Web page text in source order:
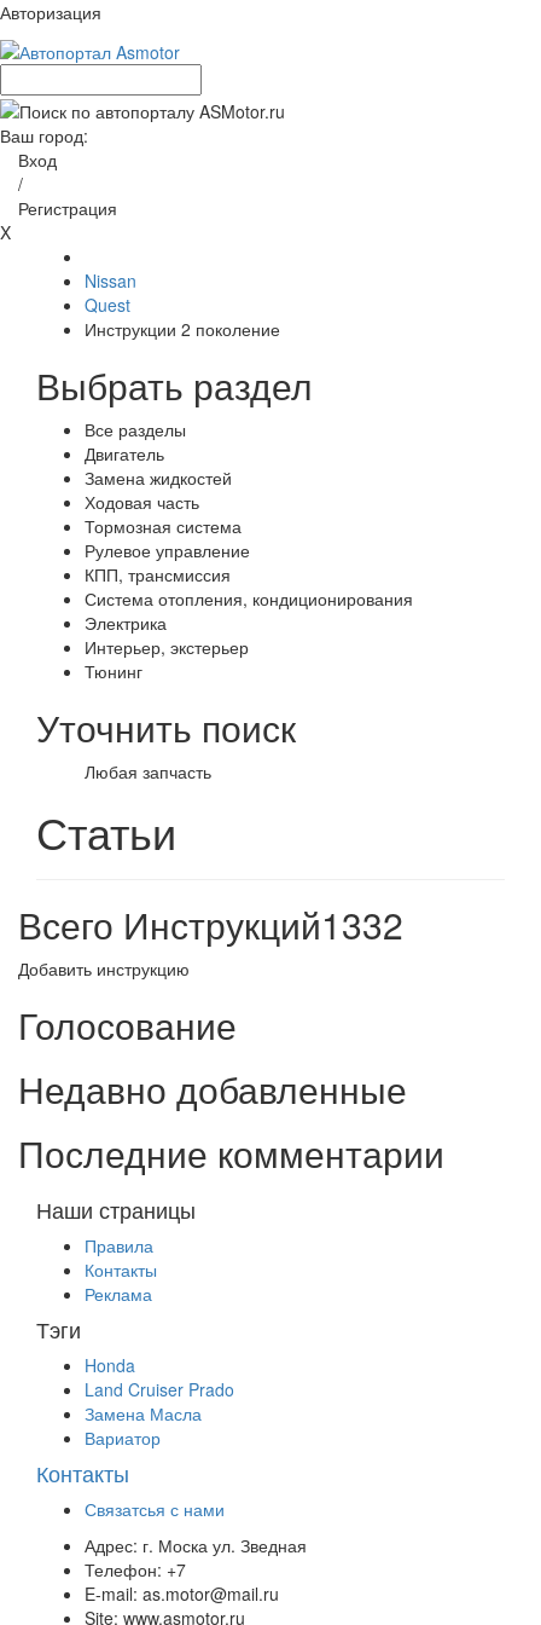
Авторизация
Ваш город:
Вход
/
Регистрация
X
Nissan
Quest
Инструкции 2 поколение
Выбрать раздел
Все разделы
Двигатель
Замена жидкостей
Ходовая часть
Тормозная система
Рулевое управление
КПП, трансмиссия
Система отопления, кондиционирования
Электрика
Интерьер, экстерьер
Тюнинг
Уточнить поиск
Любая запчасть
Статьи
Всего Инструкций1332
Добавить инструкцию
Голосование
Недавно добавленные
Последние комментарии
Наши страницы
Правила
Контакты
Реклама
Тэги
Honda
Land Cruiser Prado
Замена Масла
Вариатор
Контакты
Связатсья с нами
Адрес: г. Моска ул. Зведная
Телефон: +7
E-mail: as.motor@mail.ru
Site: www.asmotor.ru